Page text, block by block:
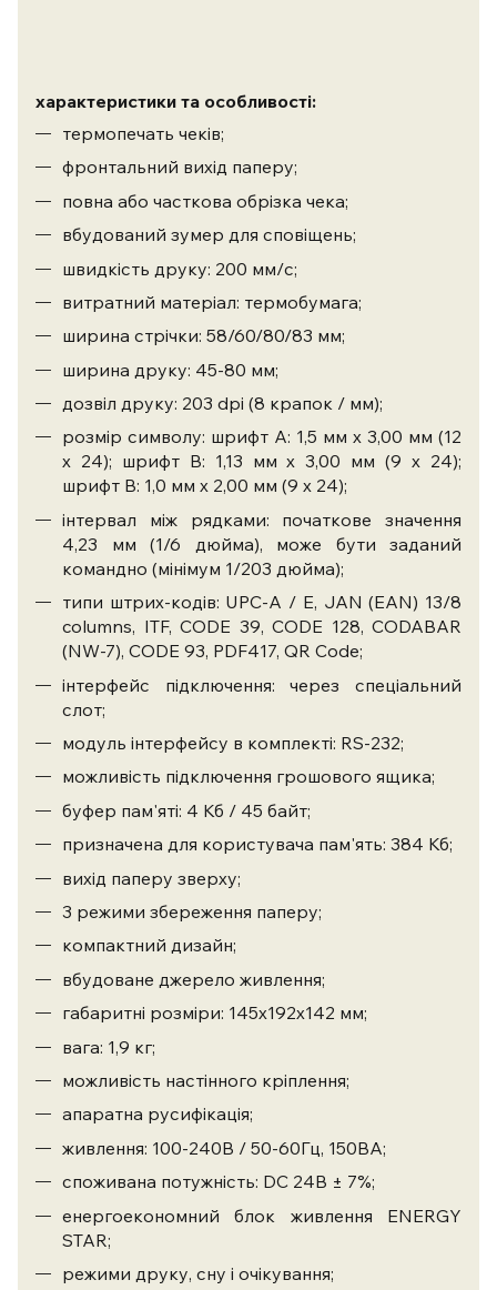
характеристики та особливості:
термопечать чеків;
фронтальний вихід паперу;
повна або часткова обрізка чека;
вбудований зумер для сповіщень;
швидкість друку: 200 мм/с;
витратний матеріал: термобумага;
ширина стрічки: 58/60/80/83 мм;
ширина друку: 45-80 мм;
дозвіл друку: 203 dpi (8 крапок / мм);
розмір символу: шрифт А: 1,5 мм х 3,00 мм (12
х 24); шрифт В: 1,13 мм х 3,00 мм (9 х 24);
шрифт В: 1,0 мм х 2,00 мм (9 х 24);
інтервал між рядками: початкове значення
4,23 мм (1/6 дюйма), може бути заданий
командно (мінімум 1/203 дюйма);
типи штрих-кодів: UPC-A / E, JAN (EAN) 13/8
columns, ITF, CODE 39, CODE 128, CODABAR
(NW-7), CODE 93, PDF417, QR Code;
інтерфейс підключення: через спеціальний
слот;
модуль інтерфейсу в комплекті: RS-232;
можливість підключення грошового ящика;
буфер пам'яті: 4 Кб / 45 байт;
призначена для користувача пам'ять: 384 Кб;
вихід паперу зверху;
3 режими збереження паперу;
компактний дизайн;
вбудоване джерело живлення;
габаритні розміри: 145х192х142 мм;
вага: 1,9 кг;
можливість настінного кріплення;
апаратна русифікація;
живлення: 100-240В / 50-60Гц, 150ВА;
споживана потужність: DC 24В ± 7%;
енергоекономний блок живлення ENERGY
STAR;
режими друку, сну і очікування;